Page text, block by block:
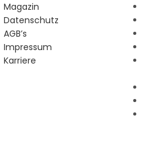
Magazin
Datenschutz
AGB’s
Impressum
Karriere